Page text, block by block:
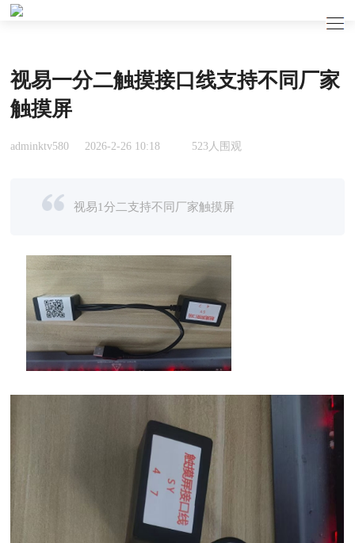
视易一分二触摸接口线支持不同厂家
触摸屏
adminktv580 2026-2-26 10:18 523人围观
视易1分二支持不同厂家触摸屏